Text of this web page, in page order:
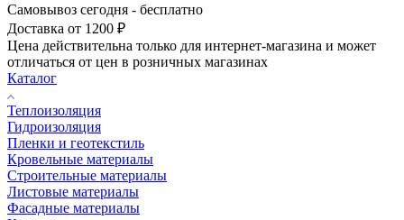
Самовывоз сегодня - бесплатно
Доставка от 1200 ₽
Цена действительна только для интернет-магазина и может
отличаться от цен в розничных магазинах
Каталог
Теплоизоляция
Гидроизоляция
Пленки и геотекстиль
Кровельные материалы
Строительные материалы
Листовые материалы
Фасадные материалы